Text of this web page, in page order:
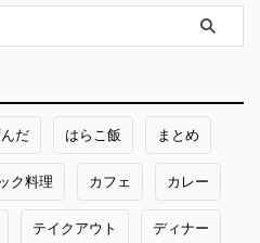
だ はらこ飯 まとめ
ク料理 カフェ カレー
テイクアウト ディナー